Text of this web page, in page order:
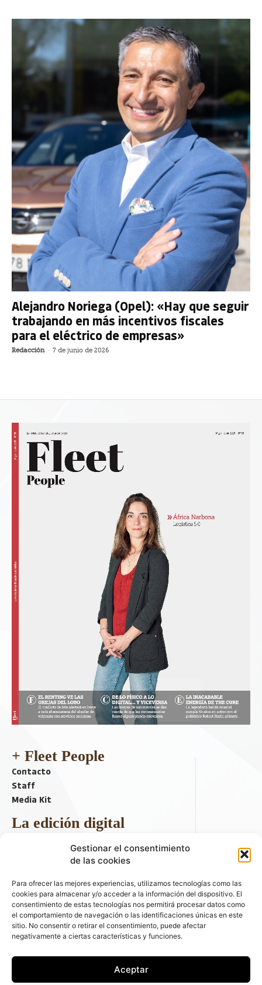
Gestionar el consentimiento
de las cookies
Para ofrecer las mejores experiencias, utilizamos tecnologías como las
cookies para almacenar y/o acceder a la información del dispositivo. El
consentimiento de estas tecnologías nos permitirá procesar datos como
el comportamiento de navegación o las identificaciones únicas en este
sitio. No consentir o retirar el consentimiento, puede afectar
negativamente a ciertas características y funciones.
Aceptar
Alejandro Noriega (Opel): «Hay que seguir
trabajando en más incentivos fiscales
para el eléctrico de empresas»
Redacción - 7 de junio de 2026
+ Fleet People
Contacto
Staff
Media Kit
La edición digital
Descargar último ejemplar
ir a hemeroteca
+ Contenido en redes sociales